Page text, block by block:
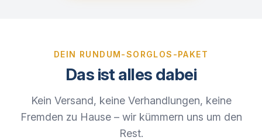
DEIN RUNDUM-SORGLOS-PAKET
Das ist alles dabei
Kein Versand, keine Verhandlungen, keine
Fremden zu Hause – wir kümmern uns um den
Rest.